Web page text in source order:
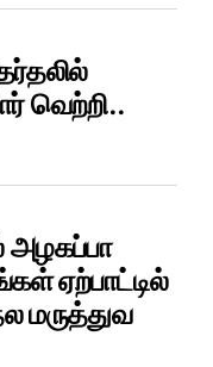
வெற்றி..
அழகப்பா
ஏற்பாட்டில்
மருத்துவ